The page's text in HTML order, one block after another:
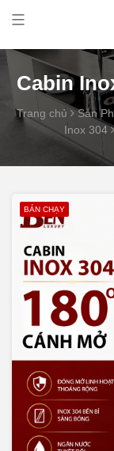
Cabin
Trang chủ Sản
Inox 304
BÁN CHẠY